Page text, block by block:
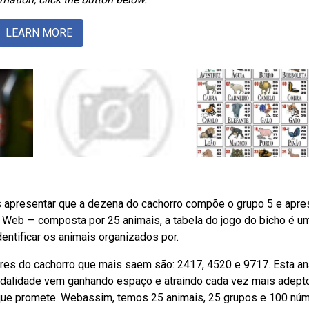
LEARN MORE
que a dezena do cachorro compõe o grupo 5 e
— composta por 25 animais, a tabela do jogo do bicho é
os animais organizados por.
do cachorro que mais saem são: 2417, 4520 e 9717. Esta
vem ganhando espaço e atraindo cada vez mais
promete. Webassim, temos 25 animais, 25 grupos e 100